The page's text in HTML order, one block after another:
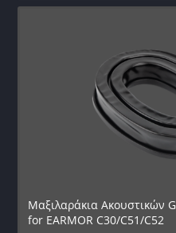
Μαξιλαράκια Ακουστικών
for EARMOR C30/C51/C52